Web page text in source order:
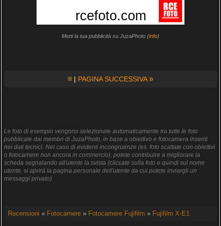
Metti la tua pubblicità su JuzaPhoto (info)
≡ | PAGINA SUCCESSIVA»
Le foto di esempio vengono selezionate automaticamente tra tutte le foto
pubblicate dai membri di JuzaPhoto, in base a obiettivo e fotocamera inseriti
nei dati tecnici. Nel caso di evidenti incongruenze (es. foto scattate con obiettivi
o fotocamere non ancora in commercio), potete contribuire a migliorare la
scheda segnalando all'utente la svista (cliccate sulla foto e quindi sul nome
utente, si aprirà la pagina personale dell'utente da cui potete inviargli un
messaggi privato).
Recensioni » Fotocamere» Fotocamere Fujifilm » Fujifilm X-E1